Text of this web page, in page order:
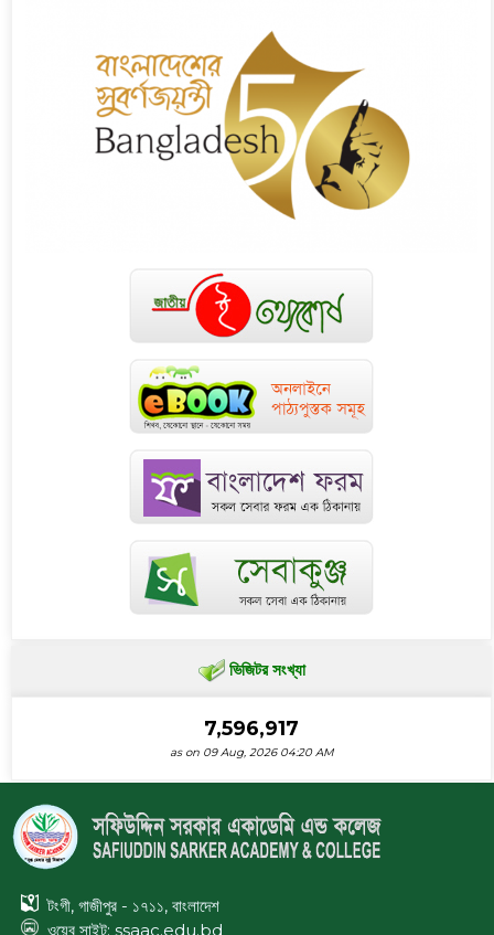
ভিজিটর সংখ্যা
7,596,917
as on 09 Aug, 2026 04:20 AM
টংগী, গাজীপুর - ১৭১১, বাংলাদেশ
ওয়েব সাইট: ssaac.edu.bd